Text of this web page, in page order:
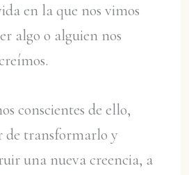
en la que nos vimos
algo o alguien nos
conscientes de ello,
de transformarlo y
una nueva creencia, a